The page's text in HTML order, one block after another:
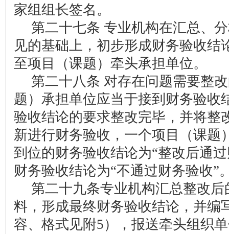
家组组长签名。
第二十七条 专业机构在汇总、
见的基础上，初步形成财务验收结
至项目（课题）牵头承担单位。
第二十八条 对存在问题需要整
题）承担单位应当于接到财务验收
验收结论的要求整改完毕，并将整
新进行财务验收，一个项目（课题
到位的财务验收结论为“整改后通
财务验收结论为“不通过财务验收”
第二十九条专业机构汇总整改后
料，形成最终财务验收结论，并编
容、格式见附5），报送牵头组织